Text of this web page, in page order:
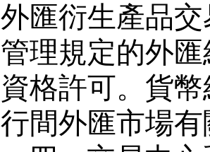
外匯衍生產品
管理規定的外
資格許可。貨
行間外匯市場